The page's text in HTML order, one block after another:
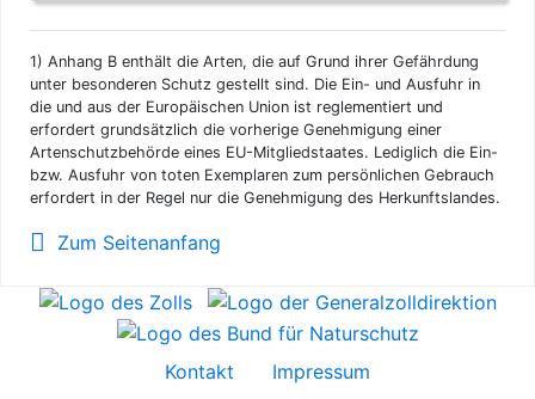
1) Anhang B enthält die Arten, die auf Grund ihrer Gefährdung
unter besonderen Schutz gestellt sind. Die Ein- und Ausfuhr in
die und aus der Europäischen Union ist reglementiert und
erfordert grundsätzlich die vorherige Genehmigung einer
Artenschutzbehörde eines EU-Mitgliedstaates. Lediglich die Ein-
bzw. Ausfuhr von toten Exemplaren zum persönlichen Gebrauch
erfordert in der Regel nur die Genehmigung des Herkunftslandes.
Zum Seitenanfang
Kontakt Impressum